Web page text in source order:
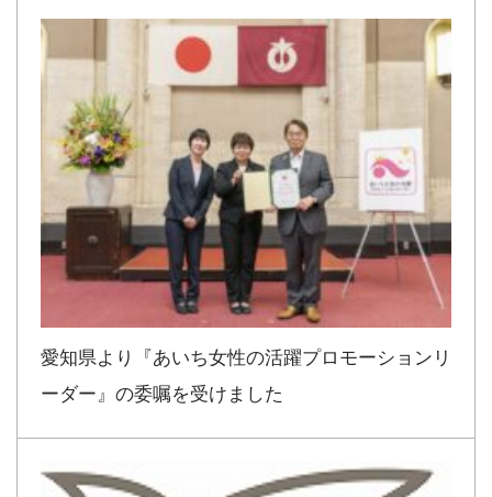
愛知県より『あいち女性の活躍プロモーションリ
ーダー』の委嘱を受けました